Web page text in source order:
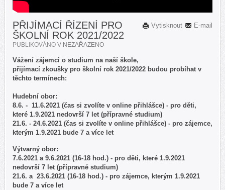
E-mail
Vytisknout
PŘIJÍMACÍ ŘÍZENÍ PRO
ŠKOLNÍ ROK 2021/2022
PUBLIKOVÁNO V NEZAŘAZENO
Vážení zájemci o studium na naší škole,
přijímací zkoušky pro školní rok 2021/2022 budou probíhat v
těchto termínech:
Hudební obor:
8.6. - 11.6.2021 (čas si zvolíte v online přihlášce) - pro děti,
které 1.9.2021 nedovrší 7 let (přípravné studium)
21.6. - 24.6.2021 (čas si zvolíte v online přihlášce) - pro zájemce,
kterým 1.9.2021 bude 7 a více let
Výtvarný obor:
7.6.2021 a 9.6.2021 (16-18 hod.) - pro děti, které 1.9.2021
nedovrší 7 let (přípravné studium)
21.6. a 23.6.2021 (16-18 hod.) - pro zájemce, kterým 1.9.2021
bude 7 a více let